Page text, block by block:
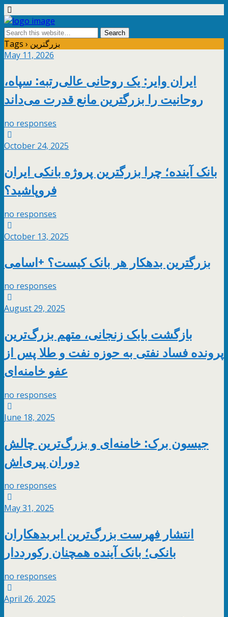
Tags › بزرگترین
May 11, 2026
ایران وایر: یک روحانی عالی‌رتبه: سپاه،
روحانیت را بزرگترین مانع قدرت می‌داند
no responses
October 24, 2025
بانک آینده؛ چرا بزرگترین پروژه بانکی ایران
فروپاشید؟
no responses
October 13, 2025
بزرگترین بدهکار هر بانک کیست؟ +اسامی
no responses
August 29, 2025
بازگشت بابک زنجانی، متهم بزرگ‌ترین
پرونده فساد نفتی به حوزه نفت و طلا پس از
عفو خامنه‌ای
no responses
June 18, 2025
جیسون برک: خامنه‌ای و بزرگ‌ترین چالش
دوران پیری‌‌اش
no responses
May 31, 2025
انتشار فهرست بزرگ‌ترین ابربدهکاران
بانکی؛ بانک آینده همچنان رکورددار
no responses
April 26, 2025